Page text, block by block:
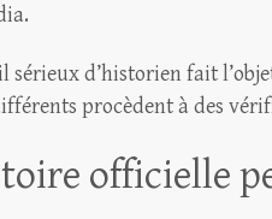
sérieux d’historien fait
procèdent à des
officielle